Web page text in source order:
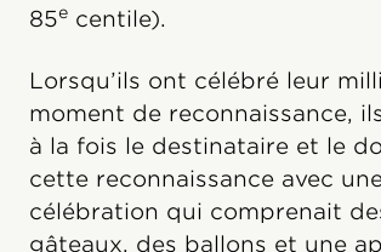
85e centile).
Lorsqu’ils ont célébré leur
moment de reconnaissance,
à la fois le destinataire et le
cette reconnaissance avec
célébration qui comprenait
gâteaux, des ballons et une